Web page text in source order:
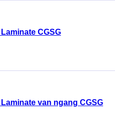
CGSG
van ngang CGSG